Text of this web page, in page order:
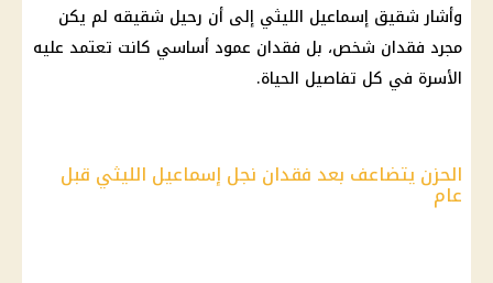
وأشار شقيق إسماعيل الليثي إلى أن رحيل شقيقه لم يكن
مجرد فقدان شخص، بل فقدان عمود أساسي كانت تعتمد عليه
الأسرة في كل تفاصيل الحياة.
الحزن يتضاعف بعد فقدان نجل إسماعيل الليثي قبل
عام